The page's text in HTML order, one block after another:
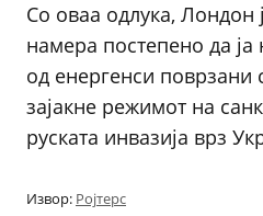
Со оваа одлука, Лондон
намера постепено да ја
од енергенси поврзани
зајакне режимот на
руската инвазија врз
Извор: Ројтерс